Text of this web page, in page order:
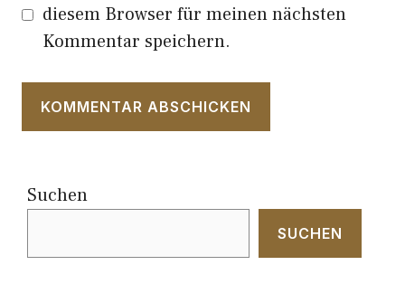
diesem Browser für meinen nächsten
Kommentar speichern.
Suchen
SUCHEN